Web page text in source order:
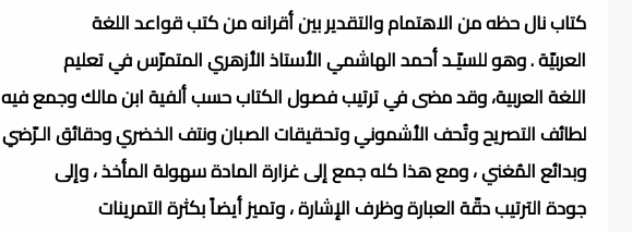
كتاب نال حظه من الاهتمام والتقدير بين أقرانه من كتب قواعد اللغة
العربيّة . وهو للسيّـد أحمد الهاشمي الأستاذ الأزهري المتمرّس في تعليم
اللغة العربية، وقد مضى في ترتيب فصول الكتاب حسب ألفية ابن مالك وجمع فيه
لطائف التصريح وتُحف الأشموني وتحقيقات الصبان ونتف الخضري ودقائق الـرّضي
وبدائع المُغني ، ومع هذا كله جمع إلى غزارة المادة سهولة المأخذ ، وإلى
جودة الترتيب دقّة العبارة وظرف الإشارة ، وتميز أيضاً بكثرة التمرينات